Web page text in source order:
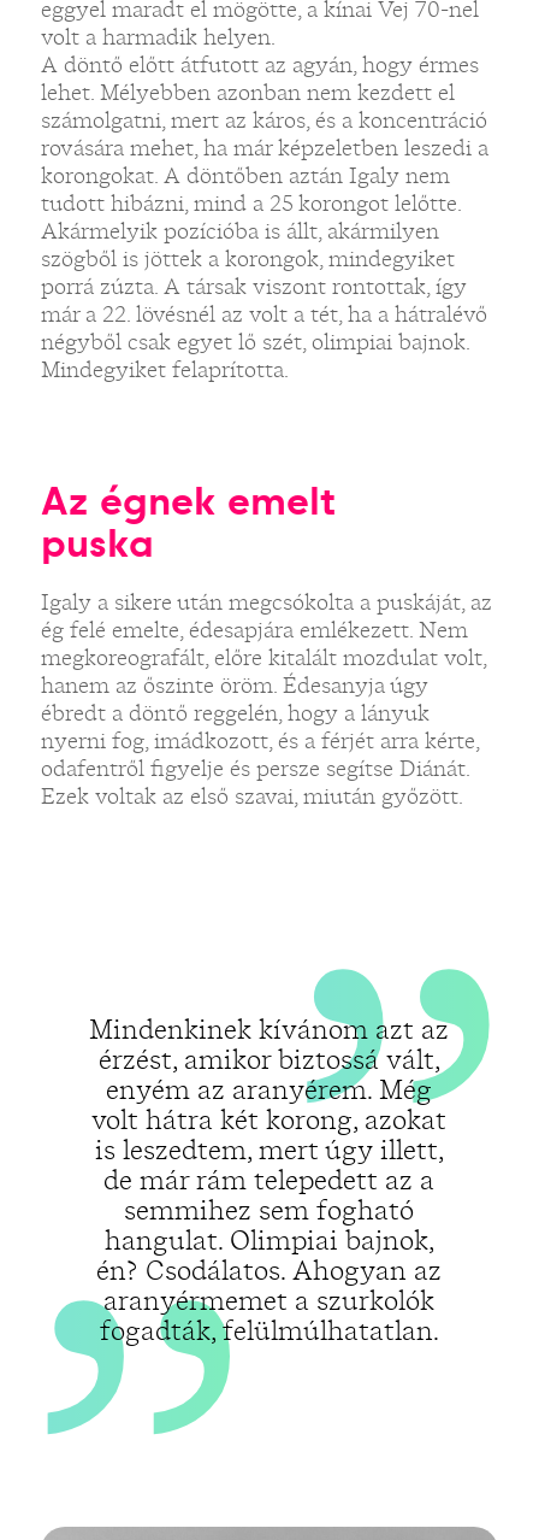
eggyel maradt el mögötte, a kínai Vej 70-nel
volt a harmadik helyen.
A döntő előtt átfutott az agyán, hogy érmes
lehet. Mélyebben azonban nem kezdett el
számolgatni, mert az káros, és a koncentráció
rovására mehet, ha már képzeletben leszedi a
korongokat. A döntőben aztán Igaly nem
tudott hibázni, mind a 25 korongot lelőtte.
Akármelyik pozícióba is állt, akármilyen
szögből is jöttek a korongok, mindegyiket
porrá zúzta. A társak viszont rontottak, így
már a 22. lövésnél az volt a tét, ha a hátralévő
négyből csak egyet lő szét, olimpiai bajnok.
Mindegyiket felaprította.
Az égnek emelt
puska
Igaly a sikere után megcsókolta a puskáját, az
ég felé emelte, édesapjára emlékezett. Nem
megkoreografált, előre kitalált mozdulat volt,
hanem az őszinte öröm. Édesanyja úgy
ébredt a döntő reggelén, hogy a lányuk
nyerni fog, imádkozott, és a férjét arra kérte,
odafentről figyelje és persze segítse Diánát.
Ezek voltak az első szavai, miután győzött.
Mindenkinek kívánom azt az
érzést, amikor biztossá vált,
enyém az aranyérem. Még
volt hátra két korong, azokat
is leszedtem, mert úgy illett,
de már rám telepedett az a
semmihez sem fogható
hangulat. Olimpiai bajnok,
én? Csodálatos. Ahogyan az
aranyérmemet a szurkolók
fogadták, felülmúlhatatlan.
„„